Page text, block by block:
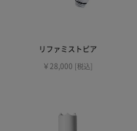
リファミストピア
￥28,000 [税込]